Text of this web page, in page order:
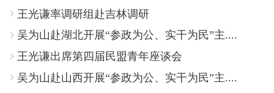
王光谦率调研组赴吉林调研
吴为山赴湖北开展“参政为公、实干为民”主....
王光谦出席第四届民盟青年座谈会
吴为山赴山西开展“参政为公、实干为民”主....